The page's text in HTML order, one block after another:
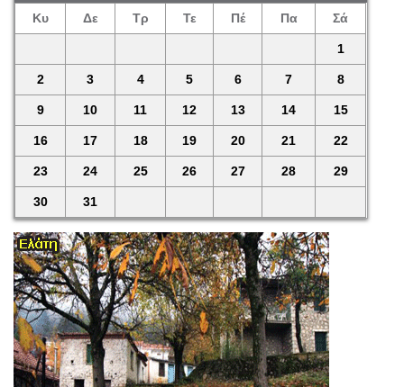
Κυ Δε Τρ Τε Πέ Πα Σά
1
2 3 4 5 6 7 8
9 10 11 12 13 14 15
16 17 18 19 20 21 22
23 24 25 26 27 28 29
30 31